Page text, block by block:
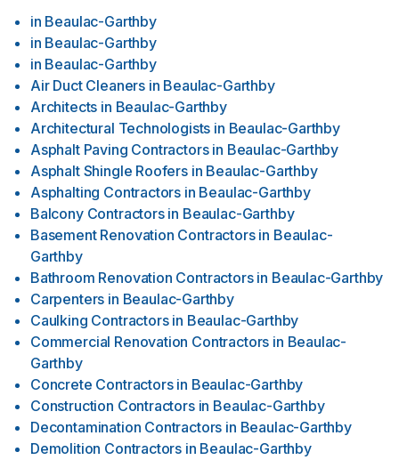
in Beaulac-Garthby
in Beaulac-Garthby
in Beaulac-Garthby
Air Duct Cleaners in Beaulac-Garthby
Architects in Beaulac-Garthby
Architectural Technologists in Beaulac-Garthby
Asphalt Paving Contractors in Beaulac-Garthby
Asphalt Shingle Roofers in Beaulac-Garthby
Asphalting Contractors in Beaulac-Garthby
Balcony Contractors in Beaulac-Garthby
Basement Renovation Contractors in Beaulac-
Garthby
Bathroom Renovation Contractors in Beaulac-Garthby
Carpenters in Beaulac-Garthby
Caulking Contractors in Beaulac-Garthby
Commercial Renovation Contractors in Beaulac-
Garthby
Concrete Contractors in Beaulac-Garthby
Construction Contractors in Beaulac-Garthby
Decontamination Contractors in Beaulac-Garthby
Demolition Contractors in Beaulac-Garthby